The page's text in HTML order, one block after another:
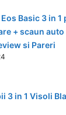
Basic 3 in
+ scaun
si Pareri
3 in 1 Visoli